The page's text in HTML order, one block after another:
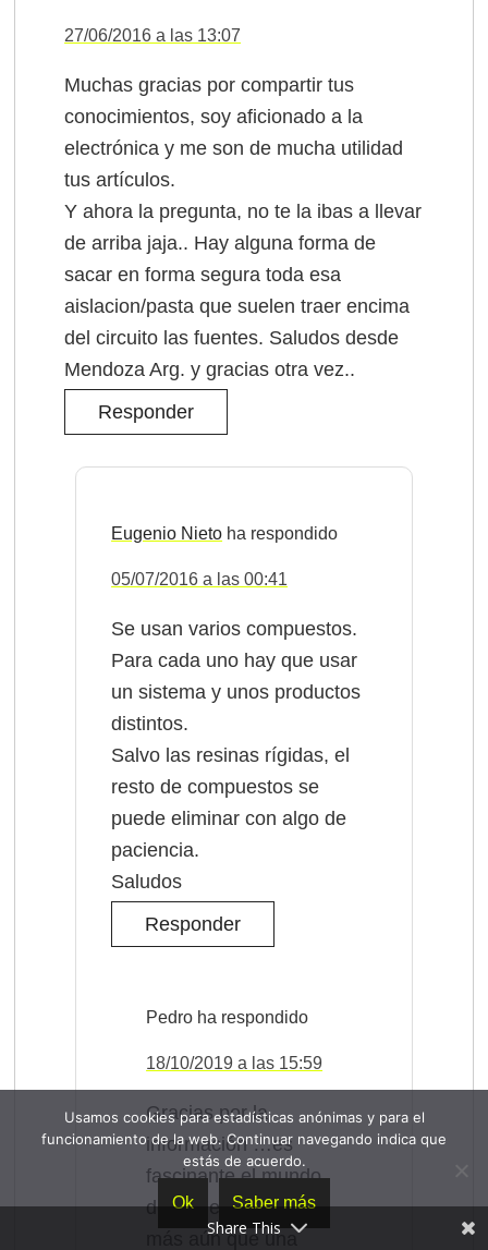
27/06/2016 a las 13:07
Muchas gracias por compartir tus
conocimientos, soy aficionado a la
electrónica y me son de mucha utilidad
tus artículos.
Y ahora la pregunta, no te la ibas a llevar
de arriba jaja.. Hay alguna forma de
sacar en forma segura toda esa
aislacion/pasta que suelen traer encima
del circuito las fuentes. Saludos desde
Mendoza Arg. y gracias otra vez..
Responder
Eugenio Nieto
05/07/2016 a las 00:41
Se usan varios compuestos.
Para cada uno hay que usar
un sistema y unos productos
distintos.
Salvo las resinas rígidas, el
resto de compuestos se
puede eliminar con algo de
paciencia.
Saludos
Responder
Pedro
18/10/2019 a las 15:59
Gracias por la
información …es
fascinante el mundo
de la electrónica y
más aún que una
Share This
Usamos cookies para estadísticas anónimas y para el
funcionamiento de la web. Continuar navegando indica que
estás de acuerdo.
Ok Saber más